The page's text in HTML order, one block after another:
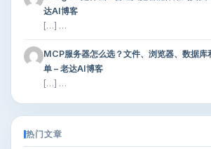
达AI博客
[…] …
MCP服务器怎么选？文件、浏览器、数据库
单 – 老达AI博客
[…] …
热门文章